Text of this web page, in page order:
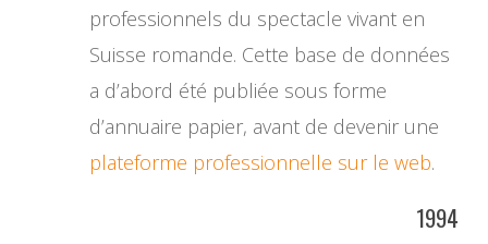
professionnels du spectacle vivant en
Suisse romande. Cette base de données
a d’abord été publiée sous forme
d’annuaire papier, avant de devenir une
plateforme professionnelle sur le web.
1994